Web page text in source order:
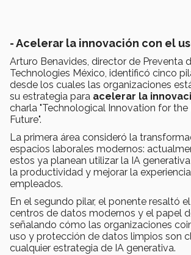
- Acelerar la innovación con el
Arturo Benavides, director de Preventa
Technologies México, identificó cinco
desde los cuales las organizaciones
su estrategia para acelerar la
charla "Technological Innovation for the
Future".
La primera área consideró la
espacios laborales modernos:
estos ya planean utilizar la IA
la productividad y mejorar la
empleados.
En el segundo pilar, el ponente resaltó
centros de datos modernos y el papel
señalando cómo las organizaciones
uso y protección de datos limpios son
cualquier estrategia de IA generativa.